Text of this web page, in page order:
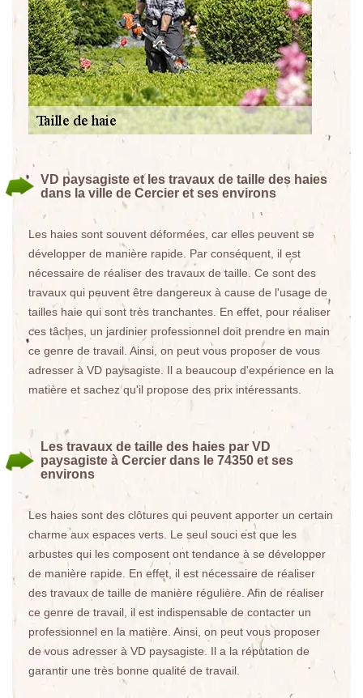
VD paysagiste et les travaux de taille des haies
dans la ville de Cercier et ses environs
Les haies sont souvent déformées, car elles peuvent se
développer de manière rapide. Par conséquent, il est
nécessaire de réaliser des travaux de taille. Ce sont des
travaux qui peuvent être dangereux à cause de l'usage de
tailles haie qui sont très tranchantes. En effet, pour réaliser
ces tâches, un jardinier professionnel doit prendre en main
ce genre de travail. Ainsi, on peut vous proposer de vous
adresser à VD paysagiste. Il a beaucoup d'expérience en la
matière et sachez qu'il propose des prix intéressants.
Les travaux de taille des haies par VD
paysagiste à Cercier dans le 74350 et ses
environs
Les haies sont des clôtures qui peuvent apporter un certain
charme aux espaces verts. Le seul souci est que les
arbustes qui les composent ont tendance à se développer
de manière rapide. En effet, il est nécessaire de réaliser
des travaux de taille de manière régulière. Afin de réaliser
ce genre de travail, il est indispensable de contacter un
professionnel en la matière. Ainsi, on peut vous proposer
de vous adresser à VD paysagiste. Il a la réputation de
garantir une très bonne qualité de travail.